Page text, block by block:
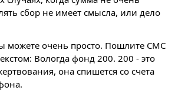
сбор не имеет смысла, или дело
можете очень просто. Пошлите СМС
Вологда фонд 200. 200 - это
она спишется со счета